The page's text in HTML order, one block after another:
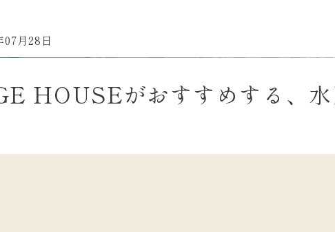
07月28日
HOUSEがおすすめする、